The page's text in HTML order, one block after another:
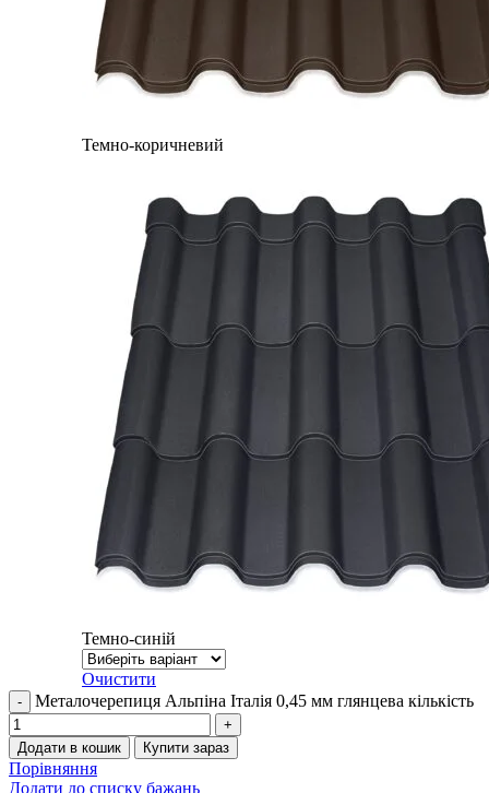
Темно-коричневий
Темно-синій
Очистити
Металочерепиця Альпіна Італія 0,45 мм глянцева кількість
Додати в кошик Купити зараз
Порівняння
Додати до списку бажань